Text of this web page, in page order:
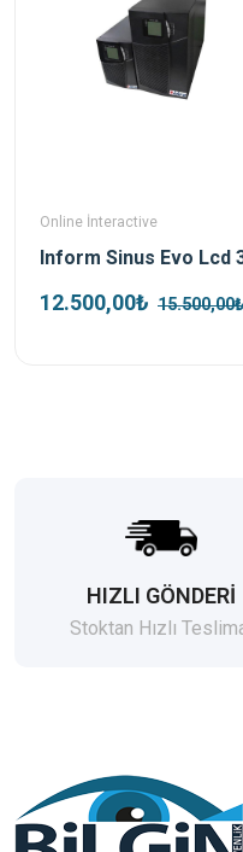
Online İnteractive
12.500,00₺
HIZLI GÖNDERİ
Stoktan Hızlı